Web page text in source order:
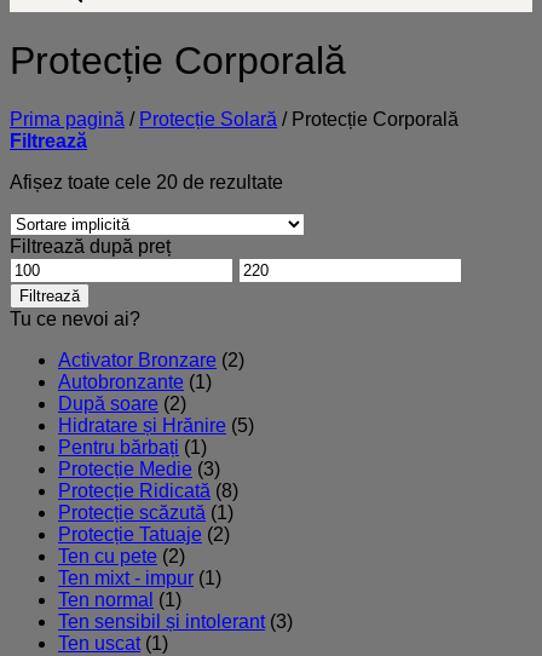
Protecție Corporală
Prima pagină / Protecție Solară /Protecție Corporală
Filtrează
Afișez toate cele 20 de rezultate
Filtrează după preț
Preț
minim
Preț
maxim
Filtrează
Tu ce nevoi ai?
Activator Bronzare (2)
Autobronzante (1)
După soare (2)
Hidratare și Hrănire (5)
Pentru bărbați (1)
Protecție Medie (3)
Protecție Ridicată (8)
Protecție scăzută (1)
Protecție Tatuaje (2)
Ten cu pete (2)
Ten mixt - impur (1)
Ten normal (1)
Ten sensibil și intolerant (3)
Ten uscat (1)